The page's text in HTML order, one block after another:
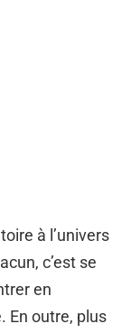
à l’univers
c’est se
en
En outre, plus